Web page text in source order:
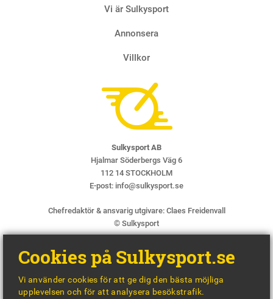
Vi är Sulkysport
Annonsera
Villkor
Sulkysport AB
Hjalmar Söderbergs Väg 6
112 14 STOCKHOLM
E-post: info@sulkysport.se
Chefredaktör & ansvarig utgivare: Claes Freidenvall
© Sulkysport
Cookies på Sulkysport.se
Vi använder cookies för att ge dig den bästa möjliga
upplevelsen och för att analysera besökstrafik.